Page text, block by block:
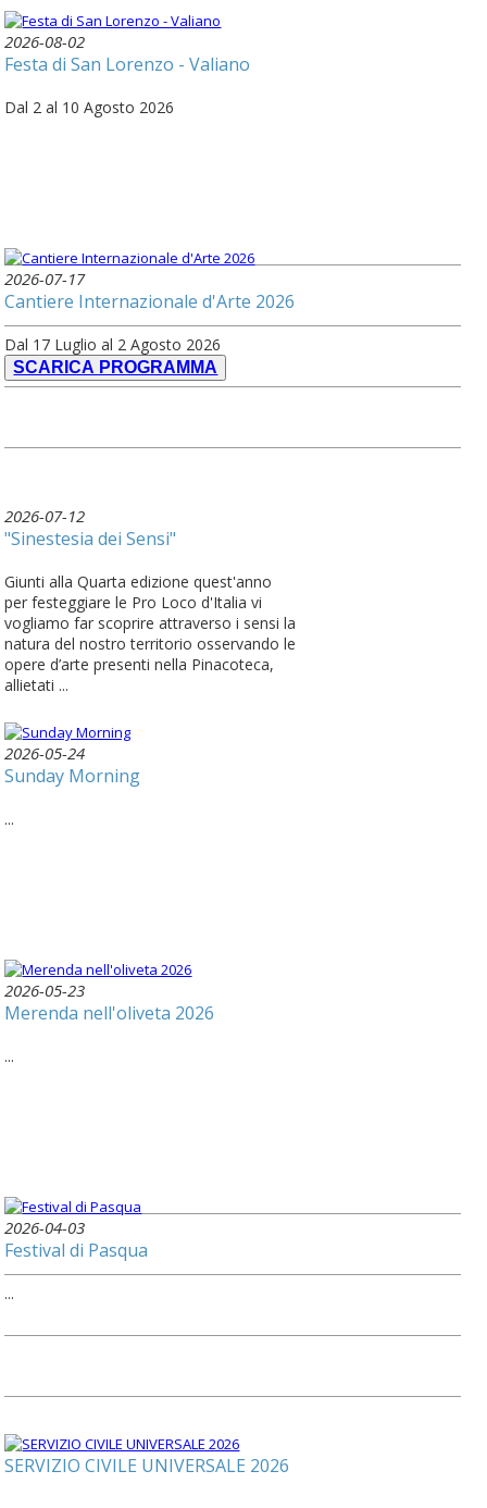
2026-08-02
Festa di San Lorenzo - Valiano
Dal 2 al 10 Agosto 2026
2026-07-17
Cantiere Internazionale d'Arte 2026
Dal 17 Luglio al 2 Agosto 2026
SCARICA PROGRAMMA
2026-07-12
"Sinestesia dei Sensi"
Giunti alla Quarta edizione quest'anno
per festeggiare le Pro Loco d'Italia vi
vogliamo far scoprire attraverso i sensi la
natura del nostro territorio osservando le
opere d’arte presenti nella Pinacoteca,
allietati ...
2026-05-24
Sunday Morning
...
2026-05-23
Merenda nell'oliveta 2026
...
2026-04-03
Festival di Pasqua
...
SERVIZIO CIVILE UNIVERSALE 2026